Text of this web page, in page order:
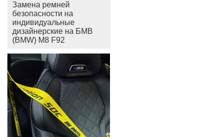
Замена ремней
безопасности на
индивидуальные
дизайнерские на БМВ
(BMW) M8 F92